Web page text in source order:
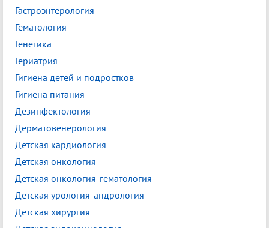
Гастроэнтерология
Гематология
Генетика
Гериатрия
Гигиена детей и подростков
Гигиена питания
Дезинфектология
Дерматовенерология
Детская кардиология
Детская онкология
Детская онкология-гематология
Детская урология-андрология
Детская хирургия